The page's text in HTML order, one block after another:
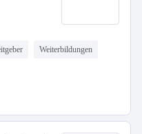
Weiterbildungen